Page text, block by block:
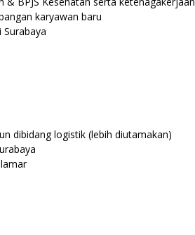
karyawan baru
dibidang logistik (lebih diutamakan)